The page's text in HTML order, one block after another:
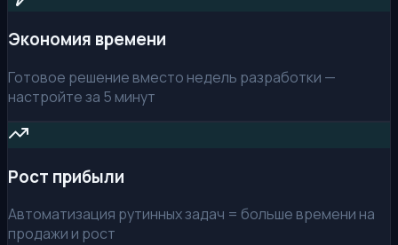
Экономия времени
Готовое решение вместо недель разработки —
настройте за 5 минут
Рост прибыли
Автоматизация рутинных задач = больше времени на
продажи и рост